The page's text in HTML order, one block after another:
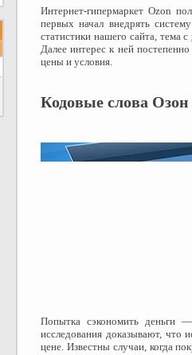
Интернет-гипермаркет Ozon
первых начал внедрять
статистики нашего сайта, тема с
Далее интерес к ней
цены и условия.
Кодовые слова
Попытка сэкономить деньги
исследования доказывают, что
цене. Известны случаи, когда